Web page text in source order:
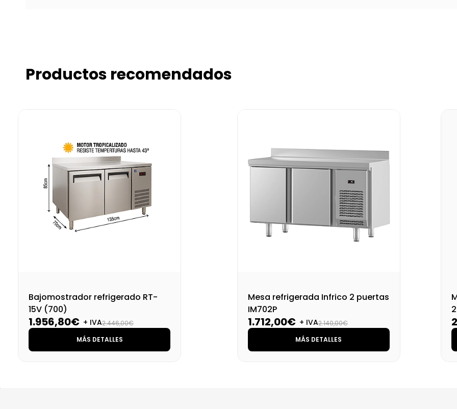
Productos recomendados
Bajomostrador refrigerado RT-
15V (700)
1.956,80€ + IVA2.446,00€
MÁS DETALLES
Mesa refrigerada Infrico 2 puertas
IM702P
1.712,00€ + IVA2.140,00€
MÁS DETALLES